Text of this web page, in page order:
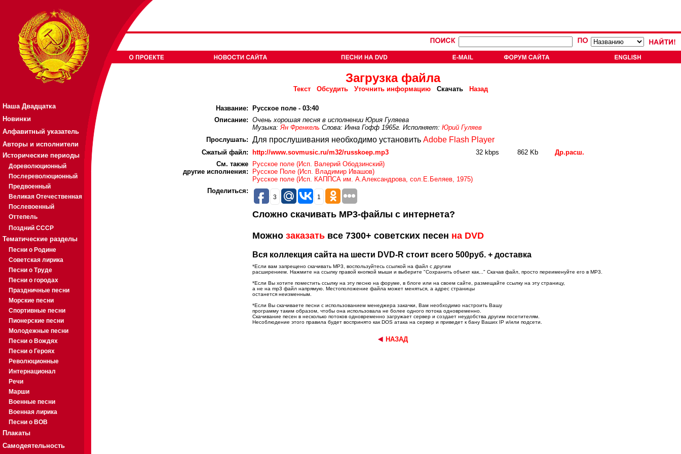
Наша Двадцатка
Новинки
Алфавитный указатель
Авторы и исполнители
Исторические периоды
Дореволюционный
Послереволюционный
Предвоенный
Великая Отечественная
Послевоенный
Оттепель
Поздний СССР
Тематические разделы
Песни о Родине
Советская лирика
Песни о Труде
Песни о городах
Праздничные песни
Морские песни
Спортивные песни
Пионерские песни
Молодежные песни
Песни о Вождях
Песни о Героях
Революционные
Интернационал
Речи
Марши
Военные песни
Военная лирика
Песни о ВОВ
Плакаты
Самодеятельность
Загрузка файла
Текст Обсудить Уточнить информацию Скачать Назад
Название:
Русское поле - 03:40
Описание: Очень хорошая песня в исполнении Юрия Гуляева
Музыка:Ян Френкель Слова: Инна Гофф 1965г. Исполняет: Юрий Гуляев
Прослушать: Для прослушивания необходимо установить Adobe Flash Player
Cжатый файл: http://www.sovmusic.ru/m32/russkoep.mp3 32 kbps 862 Kb
Др.расш.
См. также
другие исполнения:
Русское поле (Исп. Валерий Ободзинский)
Русское Поле (Исп. Владимир Ивашов)
Русское поле (Исп. КАППСА им. А.Александрова, сол.Е.Беляев, 1975)
Поделиться:
3 1
Сложно скачивать MP3-файлы с интернета?
Можно заказать все 7300+ советских песен на DVD
Вся коллекция сайта на шести DVD-R стоит всего 500руб. + доставка
*Если вам запрещено скачивать MP3, воспользуйтесь ссылкой на файл с другим
расширением. Нажмите на ссылку правой кнопкой мыши и выберите "Сохранить объект как..." Скачав файл, просто переименуйте его в MP3.
*Если Вы хотите поместить ссылку на эту песню на форуме, в блоге или на своем сайте, размещайте ссылку на эту страницу,
а не на mp3 файл напрямую. Местоположение файла может меняться, а адрес страницы
останется неизменным.
*Если Вы скачиваете песни с использованием менеджера закачки, Вам необходимо настроить Вашу
программу таким образом, чтобы она использовала не более одного потока одновременно.
Скачивание песен в несколько потоков одновременно загружает сервер и создает неудобства другим посетителям.
Несоблюдение этого правила будет воспринято как DOS атака на сервер и приведет к бану Ваших IP и/или подсети.
НАЗАД